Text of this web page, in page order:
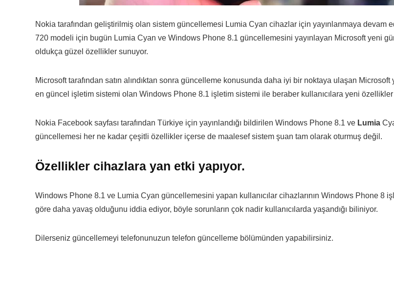
Nokia tarafından geliştirilmiş olan sistem güncellemesi Lumia Cyan cihazlar için yayınlanmaya devam
720 modeli için bugün Lumia Cyan ve Windows Phone 8.1 güncellemesini yayınlayan Microsoft yeni
oldukça güzel özellikler sunuyor.
Microsoft tarafından satın alındıktan sonra güncelleme konusunda daha iyi bir noktaya ulaşan Microsoft
en güncel işletim sistemi olan Windows Phone 8.1 işletim sistemi ile beraber kullanıcılara yeni özellikler
Nokia Facebook sayfası tarafından Türkiye için yayınlandığı bildirilen Windows Phone 8.1 ve Lumia
güncellemesi her ne kadar çeşitli özellikler içerse de maalesef sistem şuan tam olarak oturmuş değil.
Özellikler cihazlara yan etki yapıyor.
Windows Phone 8.1 ve Lumia Cyan güncellemesini yapan kullanıcılar cihazlarının Windows Phone 8
göre daha yavaş olduğunu iddia ediyor, böyle sorunların çok nadir kullanıcılarda yaşandığı biliniyor.
Dilerseniz güncellemeyi telefonunuzun telefon güncelleme bölümünden yapabilirsiniz.